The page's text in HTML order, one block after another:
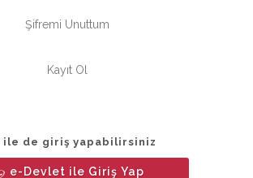
Şifremi Unuttum
Kayıt Ol
ile de giriş yapabilirsiniz
e-Devlet ile Giriş Yap